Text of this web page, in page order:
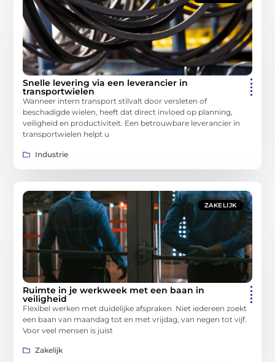
Snelle levering via een leverancier in
transportwielen
Wanneer intern transport stilvalt door versleten of
beschadigde wielen, heeft dat direct invloed op planning,
veiligheid en productiviteit. Een betrouwbare leverancier in
transportwielen helpt u
Industrie
ZAKELIJK
Ruimte in je werkweek met een baan in
veiligheid
Flexibel werken met duidelijke afspraken Niet iedereen zoekt
een baan van maandag tot en met vrijdag, van negen tot vijf.
Voor veel mensen is juist
Zakelijk